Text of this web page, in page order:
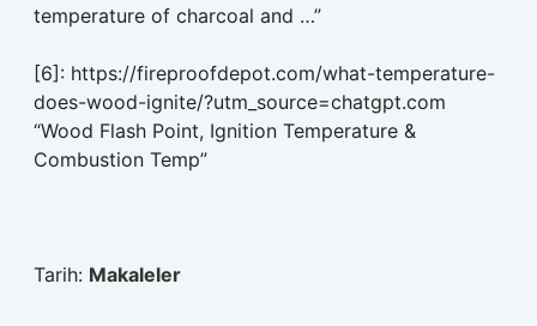
temperature of charcoal and …”
[6]: https://fireproofdepot.com/what-temperature-
does-wood-ignite/?utm_source=chatgpt.com
“Wood Flash Point, Ignition Temperature &
Combustion Temp”
Tarih: Makaleler